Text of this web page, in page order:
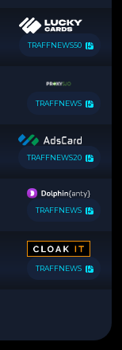
TRAFFNEWS50
TRAFFNEWS
TRAFFNEWS20
TRAFFNEWS
TRAFFNEWS